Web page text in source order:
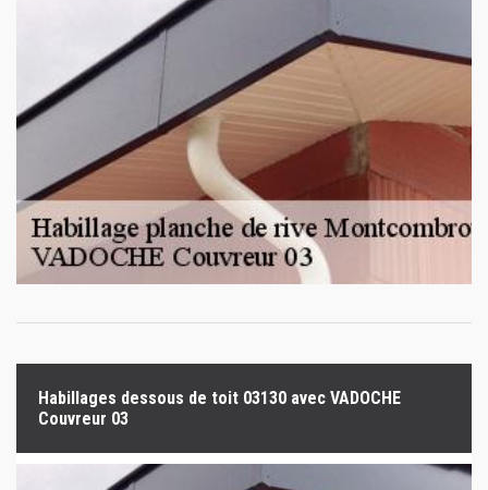
Habillages dessous de toit 03130 avec VADOCHE
Couvreur 03